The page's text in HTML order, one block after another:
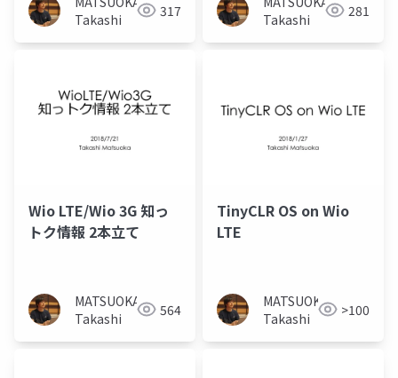
Takashi
317
Takashi
281
Wio LTE/Wio 3G 知っ
トク情報 2本立て
MATSUOKA
Takashi
564
TinyCLR OS on Wio
LTE
MATSUOKA
Takashi
>100